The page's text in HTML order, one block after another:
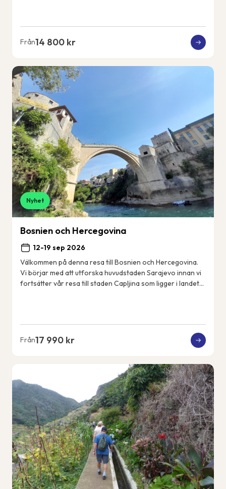
Från14 800 kr
Nyhet
Bosnien och Hercegovina
12-19 sep 2026
Välkommen på denna resa till Bosnien och Hercegovina.
Vi börjar med att utforska huvudstaden Sarajevo innan vi
fortsätter vår resa till staden Capljina som ligger i landets
Från17 990 kr